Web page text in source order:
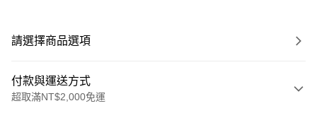
請選擇商品選項
付款與運送方式
超取滿NT$2,000免運